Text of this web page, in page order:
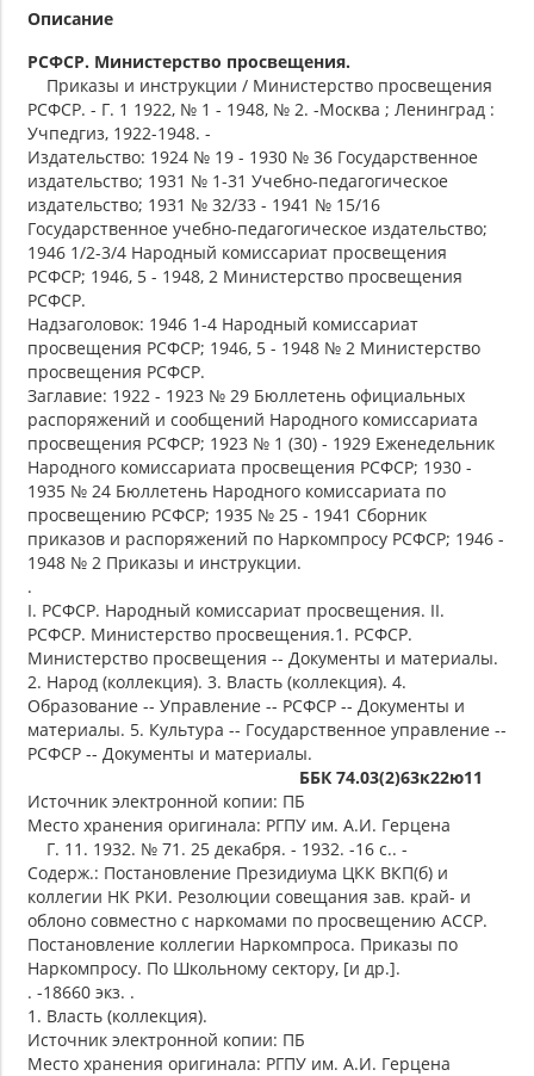
Описание
РСФСР. Министерство просвещения.
Приказы и инструкции / Министерство просвещения
РСФСР. - Г. 1 1922, № 1 - 1948, № 2. -Москва ; Ленинград :
Учпедгиз, 1922-1948. -
Издательство: 1924 № 19 - 1930 № 36 Государственное
издательство; 1931 № 1-31 Учебно-педагогическое
издательство; 1931 № 32/33 - 1941 № 15/16
Государственное учебно-педагогическое издательство;
1946 1/2-3/4 Народный комиссариат просвещения
РСФСР; 1946, 5 - 1948, 2 Министерство просвещения
РСФСР.
Надзаголовок: 1946 1-4 Народный комиссариат
просвещения РСФСР; 1946, 5 - 1948 № 2 Министерство
просвещения РСФСР.
Заглавие: 1922 - 1923 № 29 Бюллетень официальных
распоряжений и сообщений Народного комиссариата
просвещения РСФСР; 1923 № 1 (30) - 1929 Еженедельник
Народного комиссариата просвещения РСФСР; 1930 -
1935 № 24 Бюллетень Народного комиссариата по
просвещению РСФСР; 1935 № 25 - 1941 Сборник
приказов и распоряжений по Наркомпросу РСФСР; 1946 -
1948 № 2 Приказы и инструкции.
.
I. РСФСР. Народный комиссариат просвещения. II.
РСФСР. Министерство просвещения.1. РСФСР.
Министерство просвещения -- Документы и материалы.
2. Народ (коллекция). 3. Власть (коллекция). 4.
Образование -- Управление -- РСФСР -- Документы и
материалы. 5. Культура -- Государственное управление --
РСФСР -- Документы и материалы.
ББК 74.03(2)63к22ю11
Источник электронной копии: ПБ
Место хранения оригинала: РГПУ им. А.И. Герцена
Г. 11. 1932. № 71. 25 декабря. - 1932. -16 с.. -
Содерж.: Постановление Президиума ЦКК ВКП(б) и
коллегии НК РКИ. Резолюции совещания зав. край- и
облоно совместно с наркомами по просвещению АССР.
Постановление коллегии Наркомпроса. Приказы по
Наркомпросу. По Школьному сектору, [и др.].
. -18660 экз. .
1. Власть (коллекция).
Источник электронной копии: ПБ
Место хранения оригинала: РГПУ им. А.И. Герцена